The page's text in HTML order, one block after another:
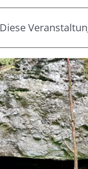
Diese